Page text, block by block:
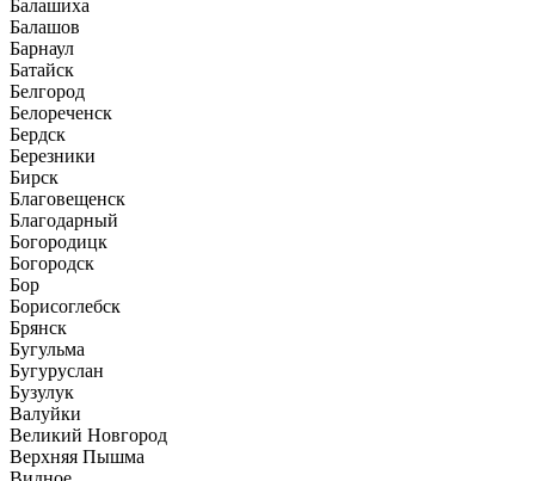
Балашиха
Балашов
Барнаул
Батайск
Белгород
Белореченск
Бердск
Березники
Бирск
Благовещенск
Благодарный
Богородицк
Богородск
Бор
Борисоглебск
Брянск
Бугульма
Бугуруслан
Бузулук
Валуйки
Великий Новгород
Верхняя Пышма